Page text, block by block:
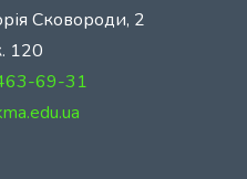
Сковороди, 2
120
69-31
information for the
Preferences,
.
policy